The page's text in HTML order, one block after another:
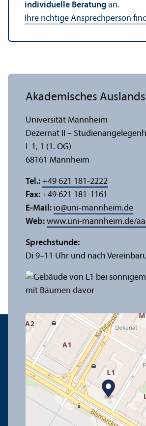
individuelle Beratung an.
Ihre richtige Ansprechperson
Akademisches
Universität Mannheim
Dezernat II –
L 1, 1 (1. OG)
68161 Mannheim
Tel.: +49 621 181-2222
Fax: +49 621 181-1161
E-Mail: io@uni-mannheim.de
Web: www.uni-mannheim.de/
Sprechstunde:
Di 9–11 Uhr und nach